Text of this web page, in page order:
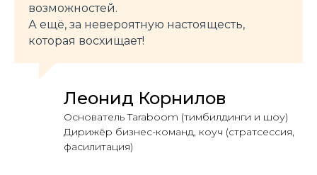
возможностей.
А ещё, за невероятную настоящесть,
которая восхищает!
Леонид Корнилов
Основатель Taraboom (тимбилдинги и шоу)
Дирижёр бизнес-команд, коуч (стратсессия,
фасилитация)